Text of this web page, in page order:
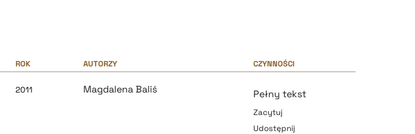
ROK AUTORZY CZYNNOŚCI
2011 Magdalena Baliś Pełny tekst
Zacytuj
Udostępnij